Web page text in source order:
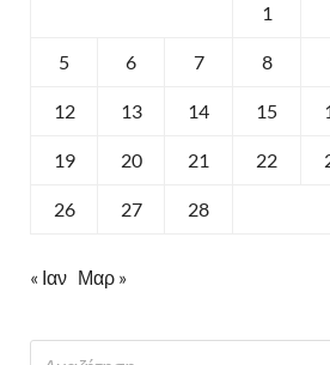
1
5 6 7 8
12 13 14 15
19 20 21 22
26 27 28
« Ιαν Μαρ »